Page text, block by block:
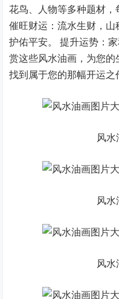
花鸟、人物等多种题材，
催旺财运：流水生财，山
护佑平安。 提升运势：
赏这些风水油画，为您的
找到属于您的那幅开运之
风
风
风